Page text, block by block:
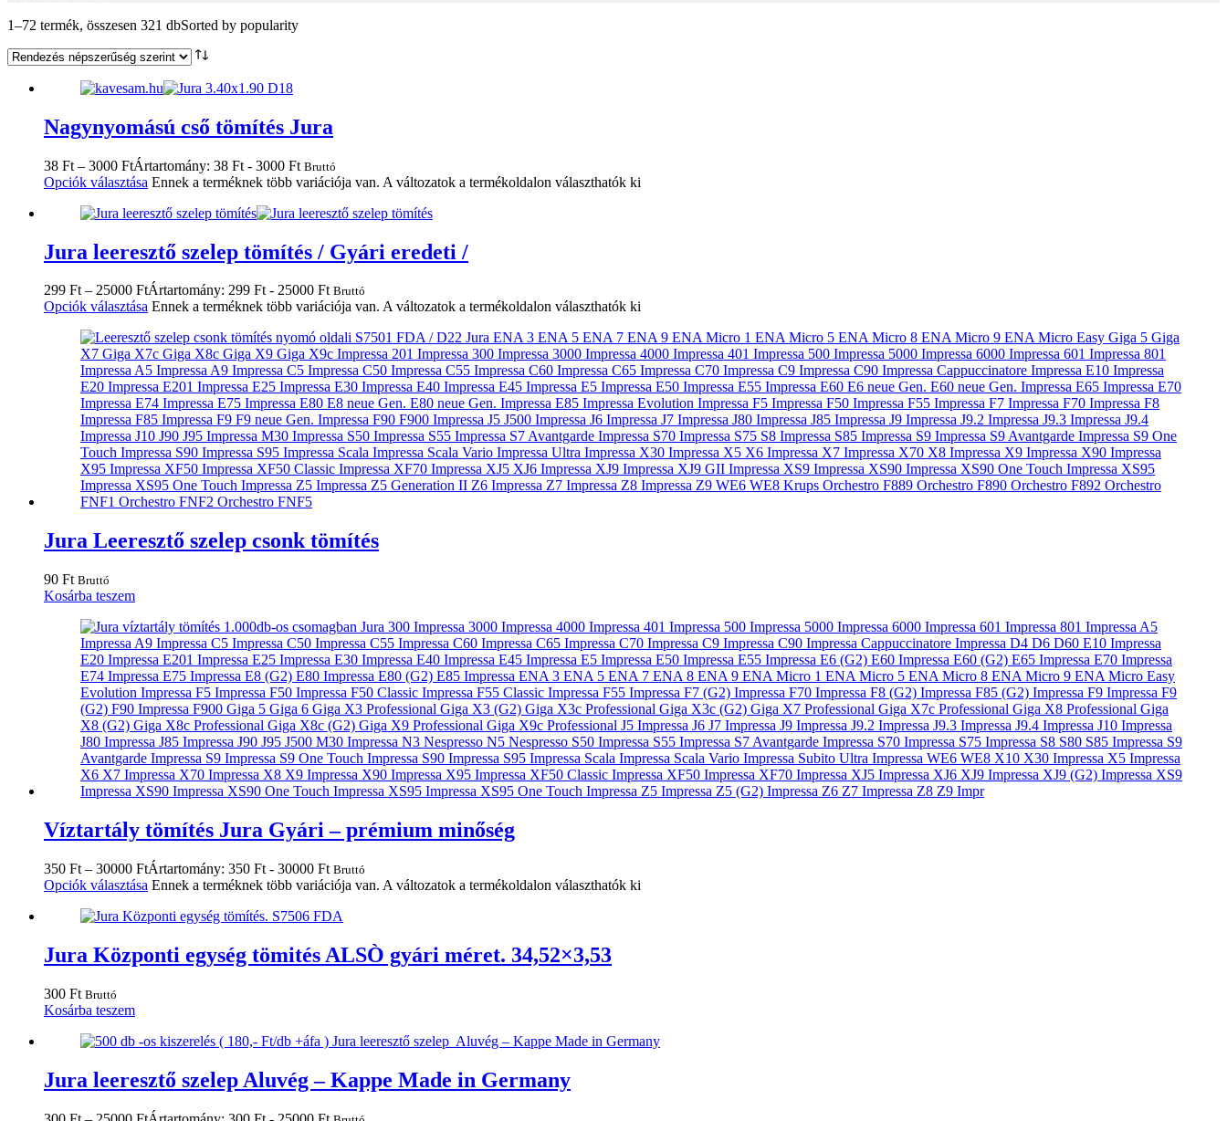
1–72 termék, összesen 321 dbSorted by popularity
Nagynyomású cső tömítés Jura
38 Ft – 3000 FtÁrtartomány: 38 Ft - 3000 Ft Bruttó
Opciók választása Ennek a terméknek több variációja van. A változatok a termékoldalon választhatók ki
Jura leeresztő szelep tömítés / Gyári eredeti /
299 Ft – 25000 FtÁrtartomány: 299 Ft - 25000 Ft Bruttó
Opciók választása Ennek a terméknek több variációja van. A változatok a termékoldalon választhatók ki
Jura Leeresztő szelep csonk tömítés
90 Ft Bruttó
Kosárba teszem
Víztartály tömítés Jura Gyári – prémium minőség
350 Ft – 30000 FtÁrtartomány: 350 Ft - 30000 Ft Bruttó
Opciók választása Ennek a terméknek több variációja van. A változatok a termékoldalon választhatók ki
Jura Központi egység tömités ALSÒ gyári méret. 34,52×3,53
300 Ft Bruttó
Kosárba teszem
Jura leeresztő szelep Aluvég – Kappe Made in Germany